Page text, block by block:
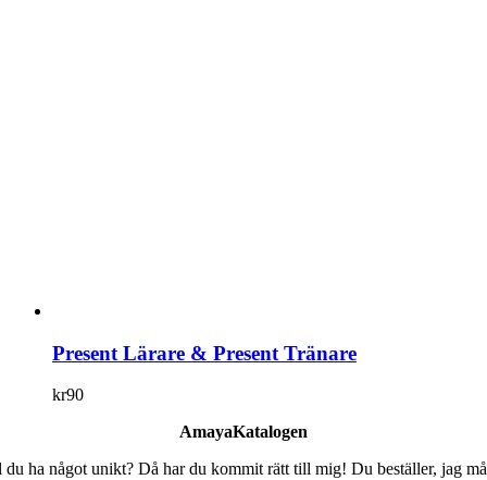
Present Lärare & Present Tränare
kr90
AmayaKatalogen
ha något unikt? Då har du kommit rätt till mig! Du beställer, jag